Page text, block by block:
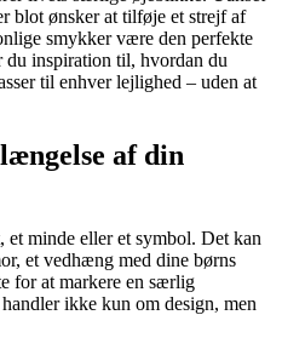
blot ønsker at tilføje et strejf af
smykker være den perfekte
du inspiration til, hvordan du
til enhver lejlighed – uden at
af din
et minde eller et symbol. Det kan
et vedhæng med dine børns
for at markere en særlig
ikke kun om design, men